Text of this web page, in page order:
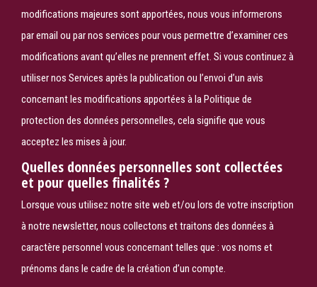
modifications majeures sont apportées, nous vous informerons
par email ou par nos services pour vous permettre d’examiner ces
modifications avant qu’elles ne prennent effet. Si vous continuez à
utiliser nos Services après la publication ou l’envoi d’un avis
concernant les modifications apportées à la Politique de
protection des données personnelles, cela signifie que vous
acceptez les mises à jour.
Quelles données personnelles sont collectées
et pour quelles finalités ?
Lorsque vous utilisez notre site web et/ou lors de votre inscription
à notre newsletter, nous collectons et traitons des données à
caractère personnel vous concernant telles que : vos noms et
prénoms dans le cadre de la création d’un compte.